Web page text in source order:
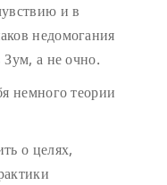
и в
недомогания
Зум, а не очно.
немного теории
о целях,